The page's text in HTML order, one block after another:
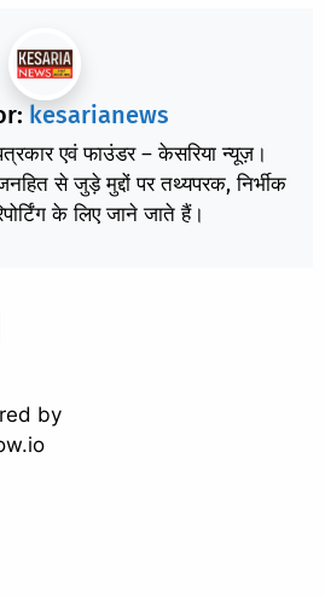
kesarianews
एवं फाउंडर – केसरिया न्यूज़।
से जुड़े मुद्दों पर तथ्यपरक, निर्भीक
के लिए जाने जाते हैं।